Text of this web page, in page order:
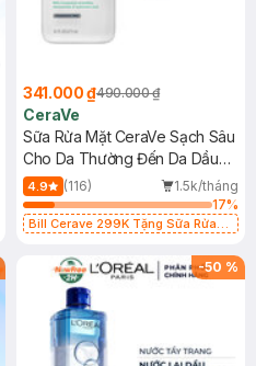
341.000 ₫490.000 ₫
CeraVe
Sữa Rửa Mặt CeraVe Sạch Sâu
Cho Da Thường Đến Da Dầu
473ml
4.9 (116)
1.5k/tháng
17%
Bill Cerave 299K Tặng Sữa Rửa
-50 %